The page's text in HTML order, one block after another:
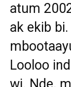
atum
ak ekib
Looloo